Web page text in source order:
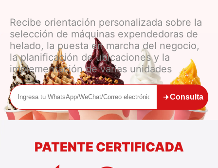
Recibe orientación personalizada sobre la
selección de máquinas expendedoras de
helado, la puesta en marcha del negocio,
la planificación de ubicaciones y la
implementación de varias unidades
Consulta
PATENTE CERTIFICADA